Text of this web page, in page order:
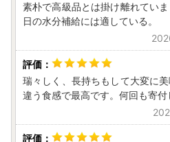
素朴で高級品とは掛け離れてい
日の水分補給には適している。
瑞々しく、長持ちもして大変に
違う食感で最高です。何回も寄付